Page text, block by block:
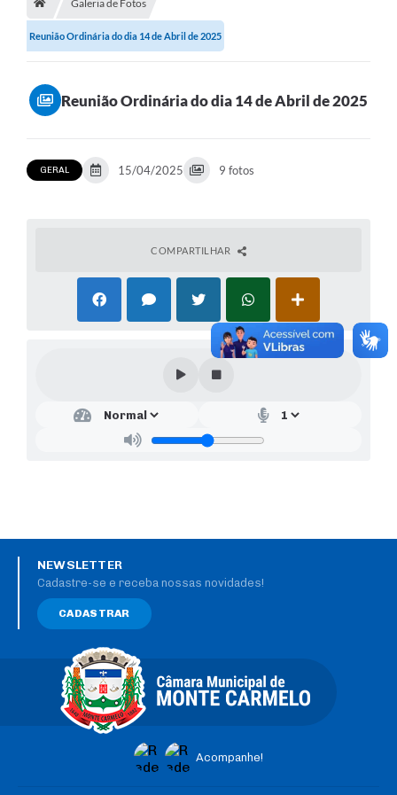
Galeria de Fotos
Reunião Ordinária do dia 14 de Abril de 2025
Reunião Ordinária do dia 14 de Abril de 2025
GERAL 15/04/2025 9 fotos
COMPARTILHAR
Acompanhe!
NEWSLETTER
Cadastre-se e receba nossas novidades!
CADASTRAR